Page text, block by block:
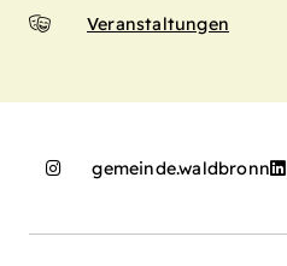
Veranstaltungen
gemeinde.waldbronn